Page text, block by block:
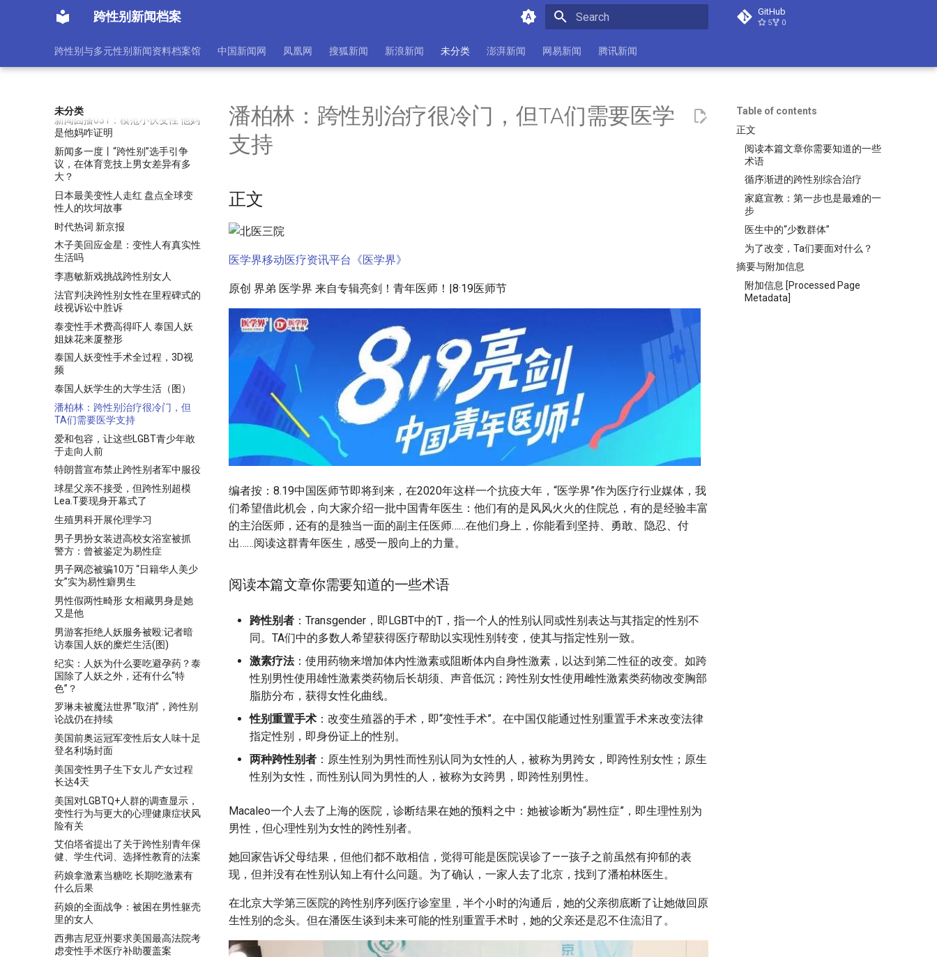
跨性别新闻档案 GitHub
5 0
跨性别与多元性别新闻资料档案馆 中国新闻网 凤凰网 搜狐新闻 新浪新闻 未分类 澎湃新闻 网易新闻 腾讯新闻
未分类
成都春熙路频现“人妖” 网友：好想
打他
整項變性手術可申改身份證性別
变性人独白系列
新闻囧播031：模范小伙变性 他妈
是他妈咋证明
新闻多一度丨“跨性别”选手引争
议，在体育竞技上男女差异有多
大？
日本最美变性人走红 盘点全球变
性人的坎坷故事
时代热词 新京报
木子美回应金星：变性人有真实性
生活吗
李惠敏新戏挑战跨性别女人
法官判决跨性别女性在里程碑式的
歧视诉讼中胜诉
泰变性手术费高得吓人 泰国人妖
姐妹花来厦整形
泰国人妖变性手术全过程，3D视
频
泰国人妖学生的大学生活（图）
潘柏林：跨性别治疗很冷门，但
TA们需要医学支持
爱和包容，让这些LGBT青少年敢
于走向人前
特朗普宣布禁止跨性别者军中服役
球星父亲不接受，但跨性别超模
Lea.T要现身开幕式了
生殖男科开展伦理学习
男子男扮女装进高校女浴室被抓
警方：曾被鉴定为易性症
男子网恋被骗10万 “日籍华人美少
女”实为易性癖男生
男性假两性畸形 女相藏男身是她
又是他
男游客拒绝人妖服务被殴:记者暗
访泰国人妖的糜烂生活(图)
纪实：人妖为什么要吃避孕药？泰
国除了人妖之外，还有什么“特
色”？
罗琳未被魔法世界“取消”，跨性别
论战仍在持续
美国前奥运冠军变性后女人味十足
登名利场封面
美国变性男子生下女儿 产女过程
长达4天
美国对LGBTQ+人群的调查显示，
变性行为与更大的心理健康症状风
险有关
艾伯塔省提出了关于跨性别青年保
健、学生代词、选择性教育的法案
药娘拿激素当糖吃 长期吃激素有
什么后果
药娘的全面战争：被困在男性躯壳
里的女人
西弗吉尼亚州要求美国最高法院考
虑变性手术医疗补助覆盖案
Table of contents
正文
阅读本篇文章你需要知道的一些
术语
循序渐进的跨性别综合治疗
家庭宣教：第一步也是最难的一
步
医生中的“少数群体”
为了改变，Ta们要面对什么？
摘要与附加信息
附加信息 [Processed Page
Metadata]
潘柏林：跨性别治疗很冷门，但TA们需要医学
支持
正文
医学界移动医疗资讯平台《医学界》
原创 界弟 医学界 来自专辑亮剑！青年医师！|8·19医师节
编者按：8.19中国医师节即将到来，在2020年这样一个抗疫大年，“医学界”作为医疗行业媒体，我
们希望借此机会，向大家介绍一批中国青年医生：他们有的是风风火火的住院总，有的是经验丰富
的主治医师，还有的是独当一面的副主任医师……在他们身上，你能看到坚持、勇敢、隐忍、付
出……阅读这群青年医生，感受一股向上的力量。
阅读本篇文章你需要知道的一些术语
跨性别者 ：Transgender，即LGBT中的T，指一个人的性别认同或性别表达与其指定的性别不
同。TA们中的多数人希望获得医疗帮助以实现性别转变，使其与指定性别一致。
激素疗法：使用药物来增加体内性激素或阻断体内自身性激素，以达到第二性征的改变。如跨
性别男性使用雄性激素类药物后长胡须、声音低沉；跨性别女性使用雌性激素类药物改变胸部
脂肪分布，获得女性化曲线。
性别重置手术 ：改变生殖器的手术，即“变性手术”。在中国仅能通过性别重置手术来改变法律
指定性别，即身份证上的性别。
两种跨性别者 ：原生性别为男性而性别认同为女性的人，被称为男跨女，即跨性别女性；原生
性别为女性，而性别认同为男性的人，被称为女跨男，即跨性别男性。
Macaleo一个人去了上海的医院，诊断结果在她的预料之中：她被诊断为“易性症”，即生理性别为
男性，但心理性别为女性的跨性别者。
她回家告诉父母结果，但他们都不敢相信，觉得可能是医院误诊了——孩子之前虽然有抑郁的表
现，但并没有在性别认知上有什么问题。为了确认，一家人去了北京，找到了潘柏林医生。
在北京大学第三医院的跨性别序列医疗诊室里，半个小时的沟通后，她的父亲彻底断了让她做回原
生性别的念头。但在潘医生谈到未来可能的性别重置手术时，她的父亲还是忍不住流泪了。